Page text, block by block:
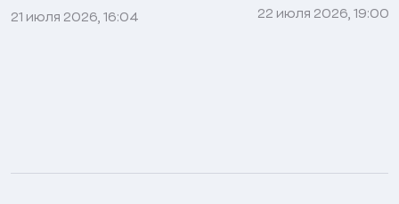
21 июля 2026, 16:04 22 июля 2026, 19:00